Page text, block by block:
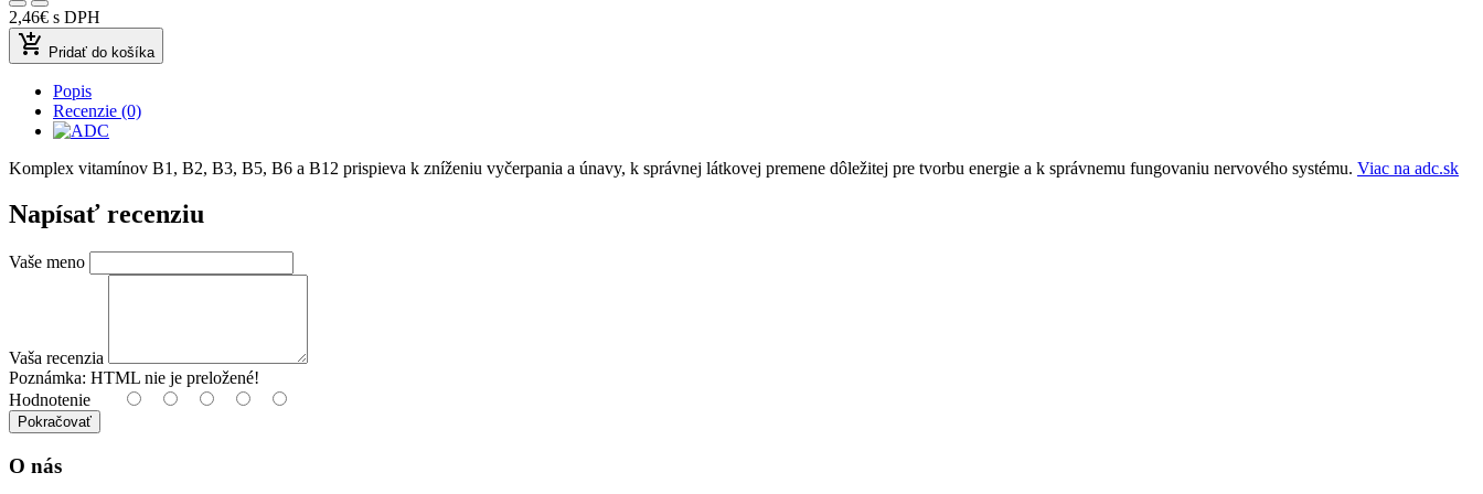
2,46€ s DPH
add_shopping_cart Pridať do košíka
Popis
Recenzie (0)
Komplex vitamínov B1, B2, B3, B5, B6 a B12 prispieva k zníženiu vyčerpania a únavy, k správnej látkovej premene dôležitej pre tvorbu energie a k správnemu fungovaniu nervového systému. Viac na adc.sk
Napísať recenziu
Vaše meno
Vaša recenzia
Poznámka: HTML nie je preložené!
Hodnotenie
Pokračovať
O nás